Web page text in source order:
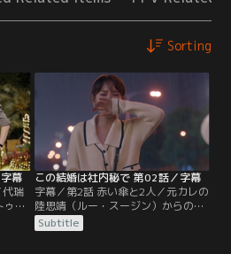
Sorting
幕
代瑞
ゥー
長
入
この結婚は社内秘で 第02話／字幕
字幕／第2話 赤い傘と2人／元カレの
陸思靖（ルー・スージン）からの復
縁アプローチに困惑する篠檸（シャ
オニン）を救い出したユー恒（ユー
Subtitle